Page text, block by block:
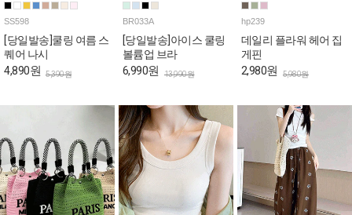
SS598
[당일발송]쿨링 여름 스
퀘어 나시
4,890원 5,390원
BR033A
[당일발송]아이스 쿨링
볼륨업 브라
6,990원 13,990원
hp239
데일리 플라워 헤어 집
게핀
2,980원 5,980원